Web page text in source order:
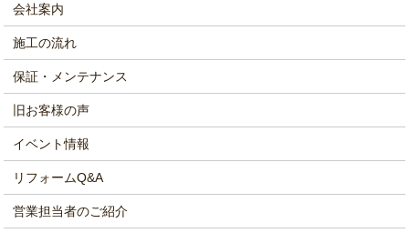
会社案内
施工の流れ
保証・メンテナンス
旧お客様の声
イベント情報
リフォームQ&A
営業担当者のご紹介